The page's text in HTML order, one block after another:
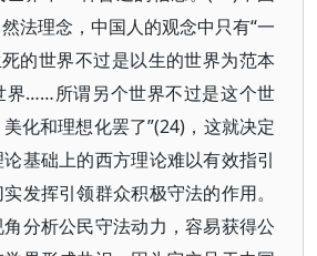
法理念，中国人的观念中只有“一
的世界不过是以生的世界为范本
界……所谓另个世界不过是这个世
化和理想化罢了”(24)，这就决定
基础上的西方理论难以有效指引
发挥引领群众积极守法的作用。
分析公民守法动力，容易获得公